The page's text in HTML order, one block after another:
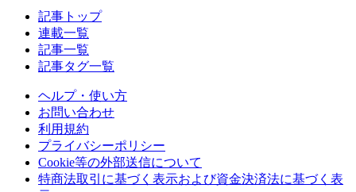
記事トップ
連載一覧
記事一覧
記事タグ一覧
ヘルプ・使い方
お問い合わせ
利用規約
プライバシーポリシー
Cookie等の外部送信について
特商法取引に基づく表示および資金決済法に基づく表